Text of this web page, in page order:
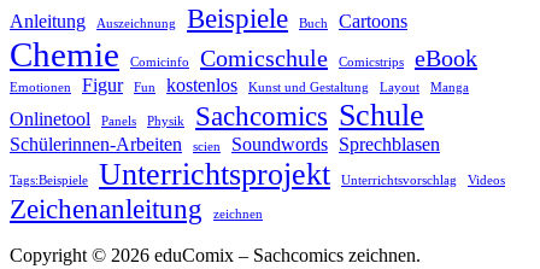
Anleitung Auszeichnung Beispiele Buch Cartoons
Chemie Comicinfo Comicschule Comicstrips eBook
Emotionen Figur Fun kostenlos Kunst und Gestaltung Layout Manga
Onlinetool Panels Physik Sachcomics Schule
Schülerinnen-Arbeiten scien Soundwords Sprechblasen
Tags:Beispiele Unterrichtsprojekt Unterrichtsvorschlag Videos
Zeichenanleitung zeichnen
Copyright © 2026 eduComix – Sachcomics zeichnen.